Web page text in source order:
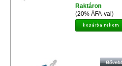
(20% ÁFA-val)
Raktáron